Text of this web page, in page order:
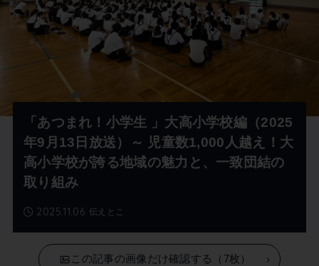
伝えとこ
2025.11.06
「あつまれ！小学生 」大高小学校編（2025
年9月13日放送）～ 児童数1,000人越え！大
高小学校が誇る地域の魅力と、一致団結の
取り組み
この記事の画像だけ確認する（7枚）